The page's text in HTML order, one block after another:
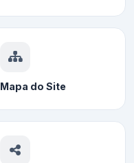
Mapa do Site